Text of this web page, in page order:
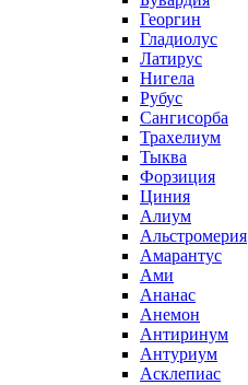
Георгин
Гладиолус
Латирус
Нигела
Рубус
Сангисорба
Трахелиум
Тыква
Форзиция
Циния
Алиум
Альстромерия
Амарантус
Ами
Ананас
Анемон
Антиринум
Антуриум
Асклепиас